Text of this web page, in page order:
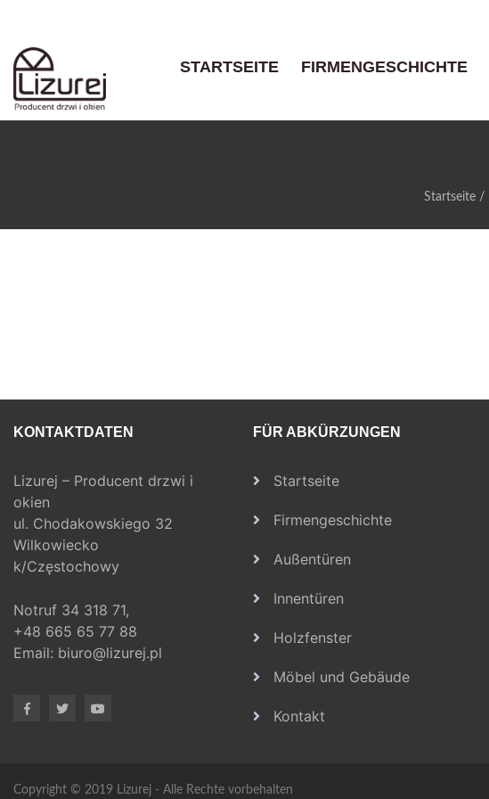
STARTSEITE FIRMENGESCHICHTE
Startseite/
KONTAKTDATEN
Lizurej – Producent drzwi i
okien
ul. Chodakowskiego 32
Wilkowiecko
k/Częstochowy
Notruf 34 318 71,
+48 665 65 77 88
Email: biuro@lizurej.pl
FÜR ABKÜRZUNGEN
Startseite
Firmengeschichte
Außentüren
Innentüren
Holzfenster
Möbel und Gebäude
Kontakt
Copyright © 2019 Lizurej - Alle Rechte vorbehalten